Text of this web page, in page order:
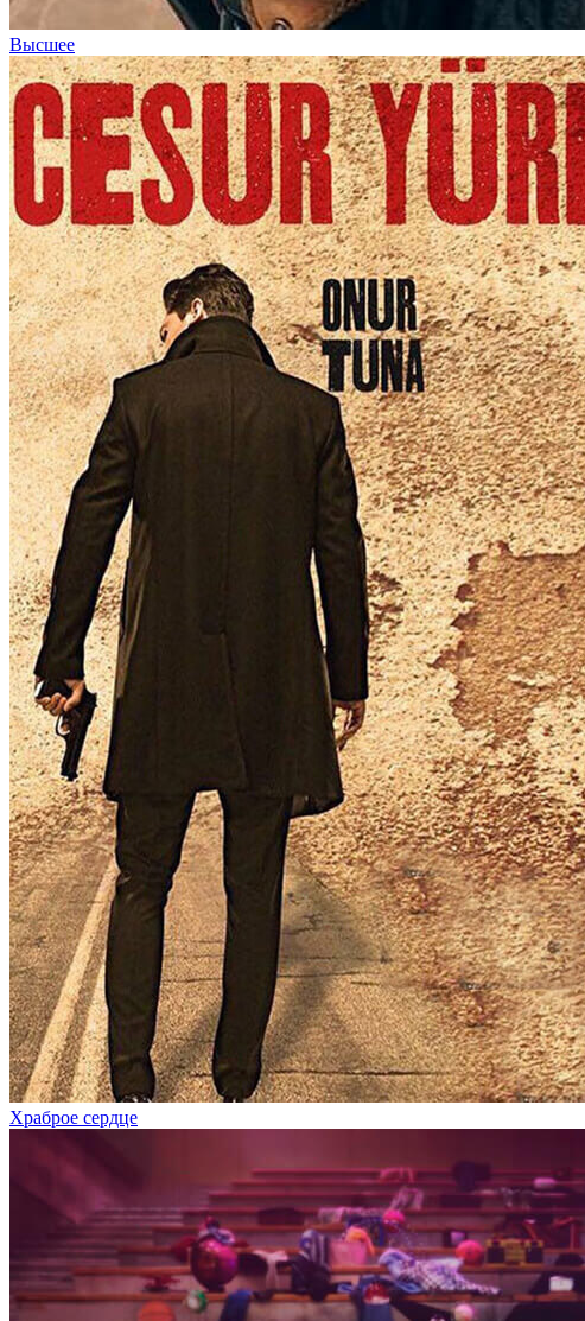
Высшее
Храброе сердце